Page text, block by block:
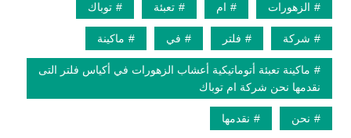
الزهورات ام تعبئة توباك
شركة فلتر في ماكينة
ماكينة تعبئة أتوماتيكية أعشاب الزهورات في أكياس فلتر التى
نقدمها نحن شركة ام توباك
نحن نقدمها